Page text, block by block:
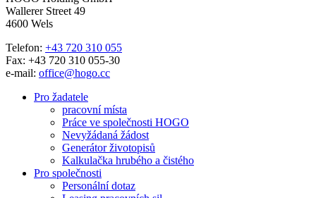
Wallerer Street 49
4600 Wels
Telefon: +43 720 310 055
Fax: +43 720 310 055-30
e-mail: office@hogo.cc
Pro žadatele
pracovní místa
Práce ve společnosti HOGO
Nevyžádaná žádost
Generátor životopisů
Kalkulačka hrubého a čistého
Pro společnosti
Personální dotaz